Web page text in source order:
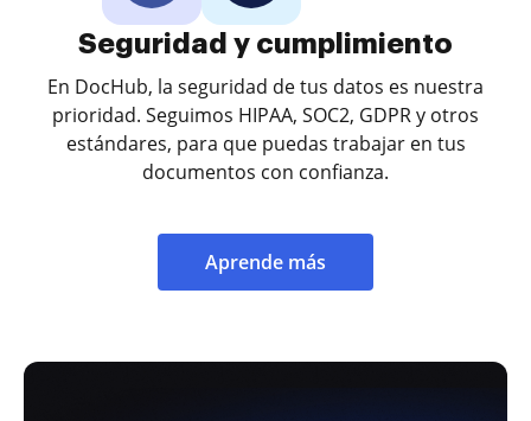
Seguridad y cumplimiento
En DocHub, la seguridad de tus datos es nuestra
prioridad. Seguimos HIPAA, SOC2, GDPR y otros
estándares, para que puedas trabajar en tus
documentos con confianza.
Aprende más